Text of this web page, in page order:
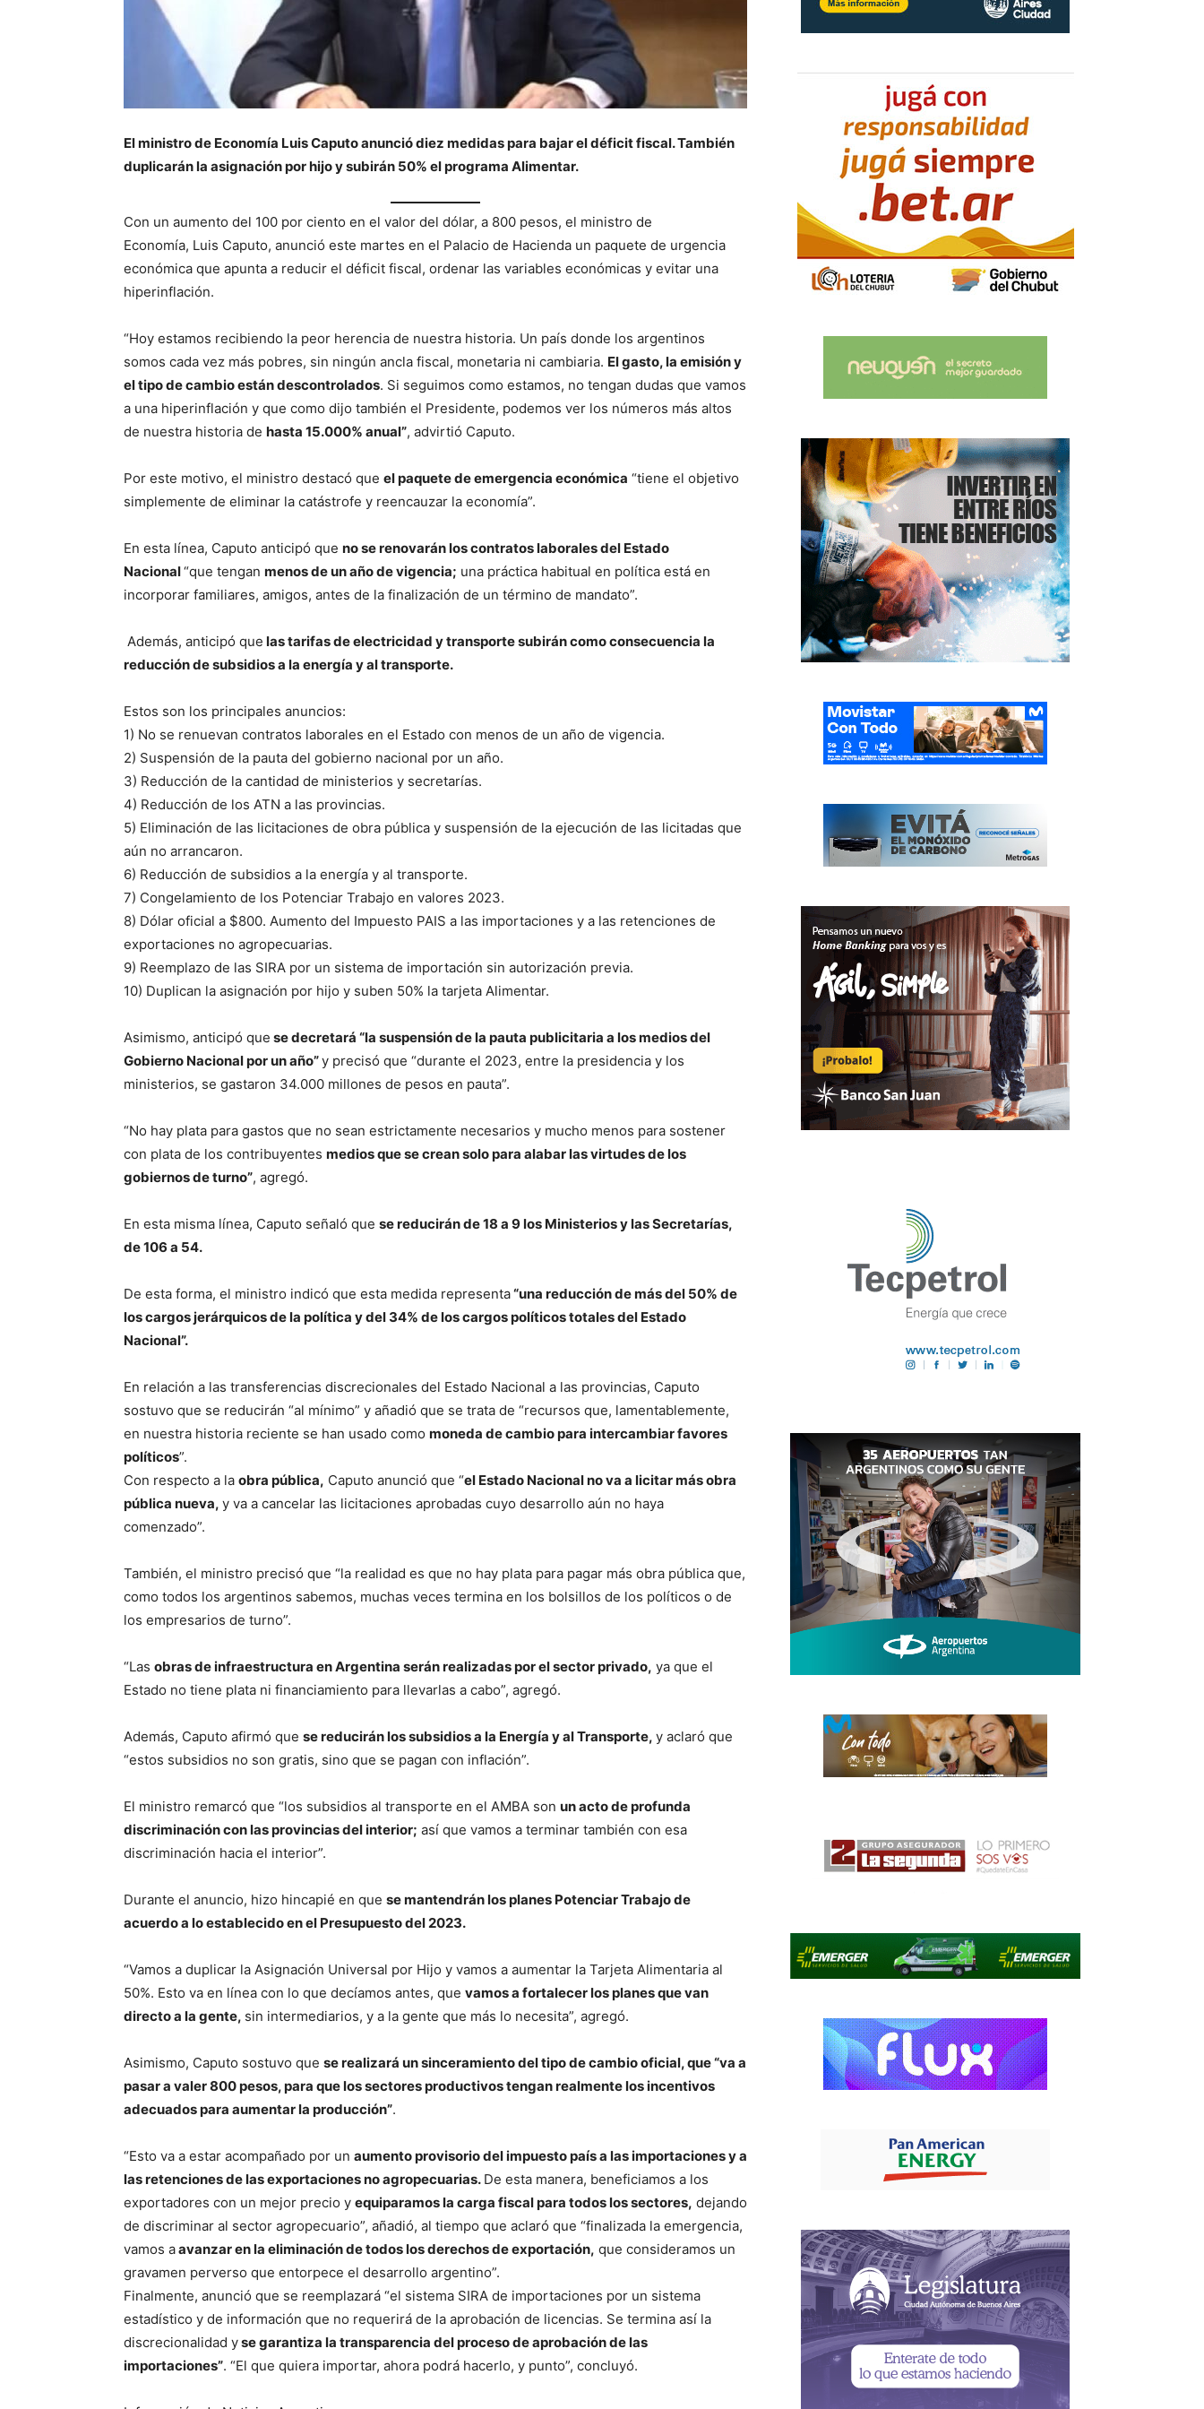
El ministro de Economía Luis Caputo anunció diez medidas para bajar el déficit fiscal. También
duplicarán la asignación por hijo y subirán 50% el programa Alimentar.
Con un aumento del 100 por ciento en el valor del dólar, a 800 pesos, el ministro de
Economía, Luis Caputo, anunció este martes en el Palacio de Hacienda un paquete de urgencia
económica que apunta a reducir el déficit fiscal, ordenar las variables económicas y evitar una
hiperinflación.
“Hoy estamos recibiendo la peor herencia de nuestra historia. Un país donde los argentinos
somos cada vez más pobres, sin ningún ancla fiscal, monetaria ni cambiaria. El gasto, la emisión y
el tipo de cambio están descontrolados. Si seguimos como estamos, no tengan dudas que vamos
a una hiperinflación y que como dijo también el Presidente, podemos ver los números más altos
de nuestra historia de hasta 15.000% anual”, advirtió Caputo.
Por este motivo, el ministro destacó que el paquete de emergencia económica “tiene el objetivo
simplemente de eliminar la catástrofe y reencauzar la economía”.
En esta línea, Caputo anticipó que no se renovarán los contratos laborales del Estado
Nacional“que tengan menos de un año de vigencia; una práctica habitual en política está en
incorporar familiares, amigos, antes de la finalización de un término de mandato”.
Además, anticipó que las tarifas de electricidad y transporte subirán como consecuencia la
reducción de subsidios a la energía y al transporte.
Estos son los principales anuncios:
1) No se renuevan contratos laborales en el Estado con menos de un año de vigencia.
2) Suspensión de la pauta del gobierno nacional por un año.
3) Reducción de la cantidad de ministerios y secretarías.
4) Reducción de los ATN a las provincias.
5) Eliminación de las licitaciones de obra pública y suspensión de la ejecución de las licitadas que
aún no arrancaron.
6) Reducción de subsidios a la energía y al transporte.
7) Congelamiento de los Potenciar Trabajo en valores 2023.
8) Dólar oficial a $800. Aumento del Impuesto PAIS a las importaciones y a las retenciones de
exportaciones no agropecuarias.
9) Reemplazo de las SIRA por un sistema de importación sin autorización previa.
10) Duplican la asignación por hijo y suben 50% la tarjeta Alimentar.
Asimismo, anticipó que se decretará “la suspensión de la pauta publicitaria a los medios del
Gobierno Nacional por un año”y precisó que “durante el 2023, entre la presidencia y los
ministerios, se gastaron 34.000 millones de pesos en pauta”.
“No hay plata para gastos que no sean estrictamente necesarios y mucho menos para sostener
con plata de los contribuyentes medios que se crean solo para alabar las virtudes de los
gobiernos de turno”, agregó.
En esta misma línea, Caputo señaló que se reducirán de 18 a 9 los Ministerios y las Secretarías,
de 106 a 54.
De esta forma, el ministro indicó que esta medida representa“una reducción de más del 50% de
los cargos jerárquicos de la política y del 34% de los cargos políticos totales del Estado
Nacional”.
En relación a las transferencias discrecionales del Estado Nacional a las provincias, Caputo
sostuvo que se reducirán “al mínimo” y añadió que se trata de “recursos que, lamentablemente,
en nuestra historia reciente se han usado como moneda de cambio para intercambiar favores
políticos”.
Con respecto a la obra pública, Caputo anunció que “el Estado Nacional no va a licitar más obra
pública nueva, y va a cancelar las licitaciones aprobadas cuyo desarrollo aún no haya
comenzado”.
También, el ministro precisó que “la realidad es que no hay plata para pagar más obra pública que,
como todos los argentinos sabemos, muchas veces termina en los bolsillos de los políticos o de
los empresarios de turno”.
“Las obras de infraestructura en Argentina serán realizadas por el sector privado, ya que el
Estado no tiene plata ni financiamiento para llevarlas a cabo”, agregó.
Además, Caputo afirmó que se reducirán los subsidios a la Energía y al Transporte, y aclaró que
“estos subsidios no son gratis, sino que se pagan con inflación”.
El ministro remarcó que “los subsidios al transporte en el AMBA son un acto de profunda
discriminación con las provincias del interior; así que vamos a terminar también con esa
discriminación hacia el interior”.
Durante el anuncio, hizo hincapié en que se mantendrán los planes Potenciar Trabajo de
acuerdo a lo establecido en el Presupuesto del 2023.
“Vamos a duplicar la Asignación Universal por Hijo y vamos a aumentar la Tarjeta Alimentaria al
50%. Esto va en línea con lo que decíamos antes, que vamos a fortalecer los planes que van
directo a la gente, sin intermediarios, y a la gente que más lo necesita”, agregó.
Asimismo, Caputo sostuvo que se realizará un sinceramiento del tipo de cambio oficial, que “va a
pasar a valer 800 pesos, para que los sectores productivos tengan realmente los incentivos
adecuados para aumentar la producción”.
“Esto va a estar acompañado por un aumento provisorio del impuesto país a las importaciones y a
las retenciones de las exportaciones no agropecuarias. De esta manera, beneficiamos a los
exportadores con un mejor precio y equiparamos la carga fiscal para todos los sectores, dejando
de discriminar al sector agropecuario”, añadió, al tiempo que aclaró que “finalizada la emergencia,
vamos aavanzar en la eliminación de todos los derechos de exportación, que consideramos un
gravamen perverso que entorpece el desarrollo argentino”.
Finalmente, anunció que se reemplazará “el sistema SIRA de importaciones por un sistema
estadístico y de información que no requerirá de la aprobación de licencias. Se termina así la
discrecionalidad yse garantiza la transparencia del proceso de aprobación de las
importaciones”. “El que quiera importar, ahora podrá hacerlo, y punto”, concluyó.